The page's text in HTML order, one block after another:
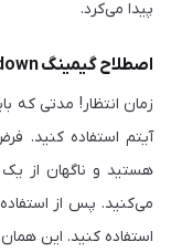
پیدا می‌کرد.
اصطلاح گیمینگ Cooldown
زمان انتظار! مدتی که
آیتم استفاده کنید.
هستید و ناگهان از
می‌کنید. پس از استفاده
استفاده کنید. این همان Cooldown است.